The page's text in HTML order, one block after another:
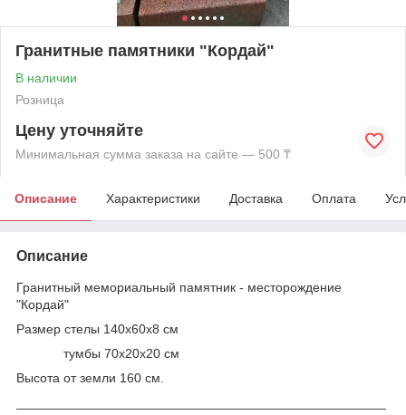
Гранитные памятники "Кордай"
В наличии
Розница
Цену уточняйте
Минимальная сумма заказа на сайте — 500 ₸
Описание Характеристики Доставка Оплата
Описание
Гранитный мемориальный памятник - месторождение
"Кордай"
Размер стелы 140х60х8 см
тумбы 70х20х20 см
Высота от земли 160 см.